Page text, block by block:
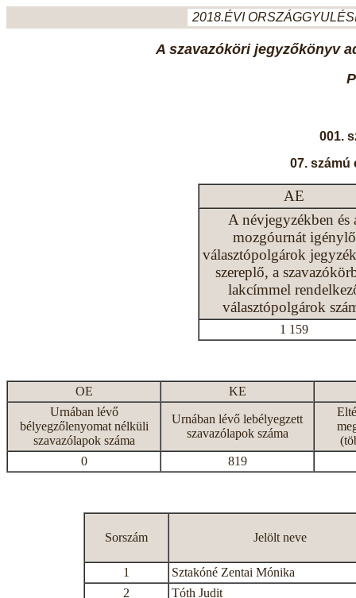
2018.ÉVI
A szavazóköri jegyzőkönyv
001.
07. számú
AE
A névjegyzékben és
mozgóurnát igénylő
választópolgárok
szereplő, a
lakcímmel
választópolgárok
1 159
OE
KE
Urnában lévő
bélyegzőlenyomat nélküli
szavazólapok száma
Urnában lévő lebélyegzett
szavazólapok száma
0
819
Sorszám Jelölt neve
1
Sztakóné Zentai Mónika
2
Tóth Judit